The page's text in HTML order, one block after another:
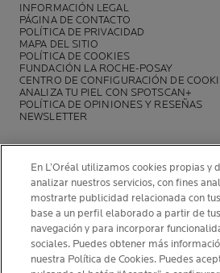
INFORMACIÓN LEGAL
PÁGINA DE CONTACTO
POLÍTICA DE PRIVACIDAD
MAPA DEL SITIO
POLÍTICA DE COOKIES
FUNDACIÓN LA ROCHE-POSAY
CENTRO DE CONFIGURACIÓN DE
ANALIZA TU PIEL CON SPOTSCAN+
POLÍTICA DE OPINIONES Y RESEÑAS
NEWSLETTER
INFORMACIÓN DEL FABRICANTE
COSMETIQUE ACTIVE INTERNATIONAL
La Roche-Posay Laboratoire
86270 La Roche-Posay France
En L’Oréal utilizamos cookies propias y
analizar nuestros servicios, con fines
mostrarte publicidad relacionada con
base a un perfil elaborado a partir de
navegación y para incorporar
sociales. Puedes obtener más
nuestra Política de Cookies. Puedes